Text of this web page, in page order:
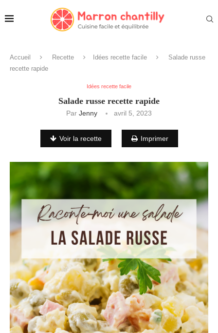
Accueil Recette Idées recette facile
Salade russe
recette rapide
Idées recette facile
Salade russe recette rapide
Par Jenny avril 5, 2023
Voir la recette Imprimer